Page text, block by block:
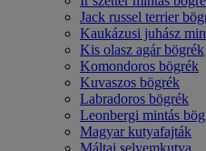
Jack russel terrier
Kaukázusi juhász
Kis olasz agár bögrék
Komondoros bögrék
Kuvaszos bögrék
Labradoros bögrék
Leonbergi mintás
Magyar kutyafajták
Máltai selyemkutya